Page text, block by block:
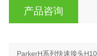
产品咨询